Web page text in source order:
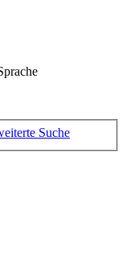
Suche